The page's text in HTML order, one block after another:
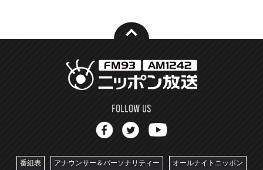
番組表 アナウンサー＆パーソナリティー オールナイトニッポン